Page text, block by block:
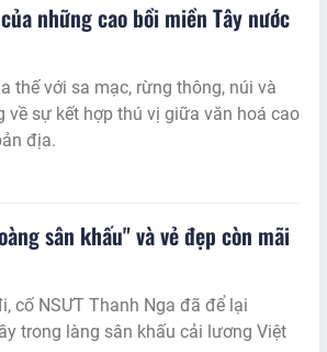
những cao bồi miền Tây nước
thế với sa mạc, rừng thông, núi và
về sự kết hợp thú vị giữa văn hoá cao
địa.
sân khấu" và vẻ đẹp còn mãi
cố NSƯT Thanh Nga đã để lại
trong làng sân khấu cải lương Việt